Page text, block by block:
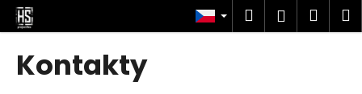
Přejít
obsah
Hledat
Kontakty
o